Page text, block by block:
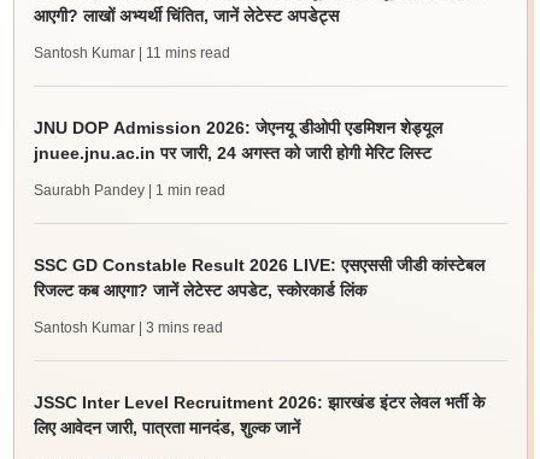
आएगी? लाखों अभ्यर्थी चिंतित, जानें लेटेस्ट अपडेट्स
Santosh Kumar | 11 mins read
JNU DOP Admission 2026: जेएनयू डीओपी एडमिशन शेड्यूल
jnuee.jnu.ac.in पर जारी, 24 अगस्त को जारी होगी मेरिट लिस्ट
Saurabh Pandey | 1 min read
SSC GD Constable Result 2026 LIVE: एसएससी जीडी कांस्टेबल
रिजल्ट कब आएगा? जानें लेटेस्ट अपडेट, स्कोरकार्ड लिंक
Santosh Kumar | 3 mins read
JSSC Inter Level Recruitment 2026: झारखंड इंटर लेवल भर्ती के
लिए आवेदन जारी, पात्रता मानदंड, शुल्क जानें